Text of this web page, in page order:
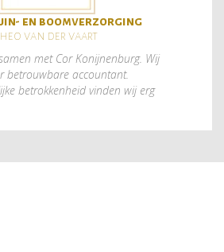
en boomverzorging
van der vaart
met Cor Konijnenburg. Wij
betrouwbare accountant.
betrokkenheid vinden wij erg